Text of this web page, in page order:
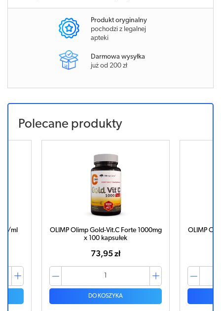
Produkt oryginalny
pochodzi z legalnej
apteki
Darmowa wysyłka
już od 200 zł
Polecane produkty
ml
OLIMP Olimp Gold-Vit.C Forte 1000mg
x 100 kapsułek
73,95 zł
DO KOSZYKA
OLIMP